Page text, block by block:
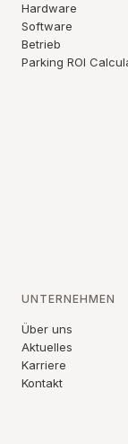
Hardware
Software
Betrieb
Parking ROI
UNTERNEHMEN
Über uns
Aktuelles
Karriere
Kontakt